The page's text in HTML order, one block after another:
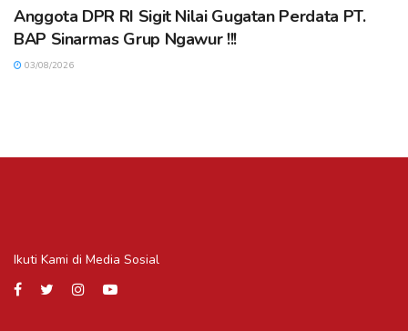
Anggota DPR RI Sigit Nilai Gugatan Perdata PT.
BAP Sinarmas Grup Ngawur !!!
03/08/2026
Ikuti Kami di Media Sosial